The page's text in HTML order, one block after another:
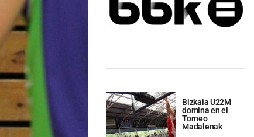
Bizkaia U22M
domina en el
Torneo
Madalenak